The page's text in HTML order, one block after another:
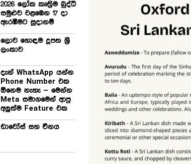
2026 ලෝක කෘත්‍රිම බුද්ධි
සමුළුව එළඹෙන 17 දා
ඇරඹීමට සූදානම්
ලොව හොඳම දූපත ශ්‍රී
ලංකාව
දැන් WhatsApp යන්න
Phone Number එක
ඕනෙම නැහැ – මෙන්න
Meta සමාගමෙන් ආපු
අලුත්ම Feature එක
ඩාවෝස් සහ චීනය